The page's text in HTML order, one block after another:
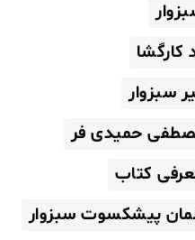
کارگشا
سبزوار
حمیدی فر
کتاب
پیشکسوت سبزوار